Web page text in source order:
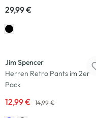
29,99 €
Jim Spencer
Herren Retro Pants im 2er
Pack
12,99 € 14,99 €